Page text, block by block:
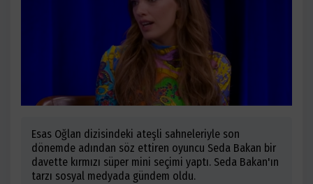
Esas Oğlan dizisindeki ateşli sahneleriyle son
dönemde adından söz ettiren oyuncu Seda Bakan bir
davette kırmızı süper mini seçimi yaptı. Seda Bakan'ın
tarzı sosyal medyada gündem oldu.